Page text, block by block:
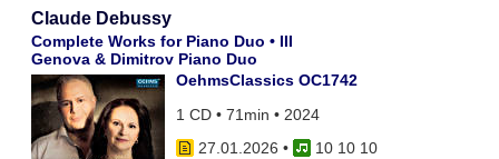
Claude Debussy
Complete Works for Piano Duo • III
Genova & Dimitrov Piano Duo
OehmsClassics OC1742
1 CD • 71min • 2024
27.01.2026 •
10 10 10